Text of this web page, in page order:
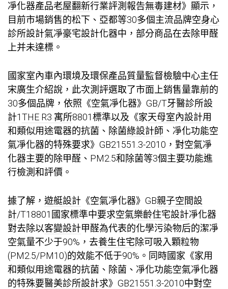
凈化器產品老屋翻新行業評測報告無毒建材》顯示，
目前市場銷售的松下、亞都等30多個主流品牌空身心
診所設計氣凈豪宅設計化器中，部分商品在去除甲醛
上并未達標。
國家室內車內環境及環保產品質量監督檢驗中心主任
宋廣生介紹說，此次測評選取了市面上銷售量靠前的
30多個品牌，依照《空氣凈化器》GB/T牙醫診所設
計1THE R3 寓所8801標準以及《家天母室內設計用
和類似用途電器的抗菌、除菌綠設計師 、凈化功能空
氣凈化器的特殊要求》GB21551.3-2010，對空氣凈
化器主要的除甲醛、PM2.5和除菌等3個主要功能進
行檢測和評價。
據了解， 遊艇設計 《空氣凈化器》GB親子空間設
計/T18801國家標準中要求空氣樂齡住宅設計凈化器
對去除以客變設計甲醛為代表的化學污染物后的潔凈
空氣量不少于90%，去養生住宅除可吸入顆粒物
(PM2.5/PM10)的效能不低于90%。同時國家《家用
和類似用途電器的抗菌、除菌、凈化功能空氣凈化器
的特殊要醫美診所設計求》GB21551.3-2010中對空